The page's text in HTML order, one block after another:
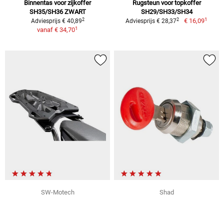
Binnentas voor zijkoffer
SH35/SH36 ZWART
Adviesprijs € 40,892
vanaf € 34,701
Rugsteun voor topkoffer
SH29/SH33/SH34
Adviesprijs € 28,372 € 16,091
SW-Motech
Shad